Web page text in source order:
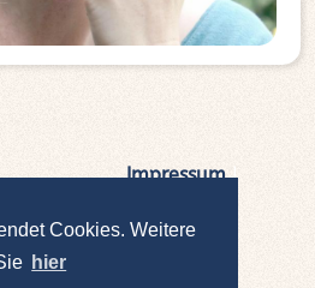
Cookies. Weitere
hier
Impressum|